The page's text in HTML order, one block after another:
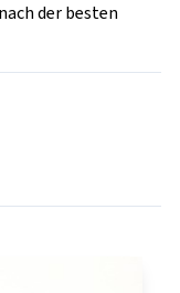
der besten